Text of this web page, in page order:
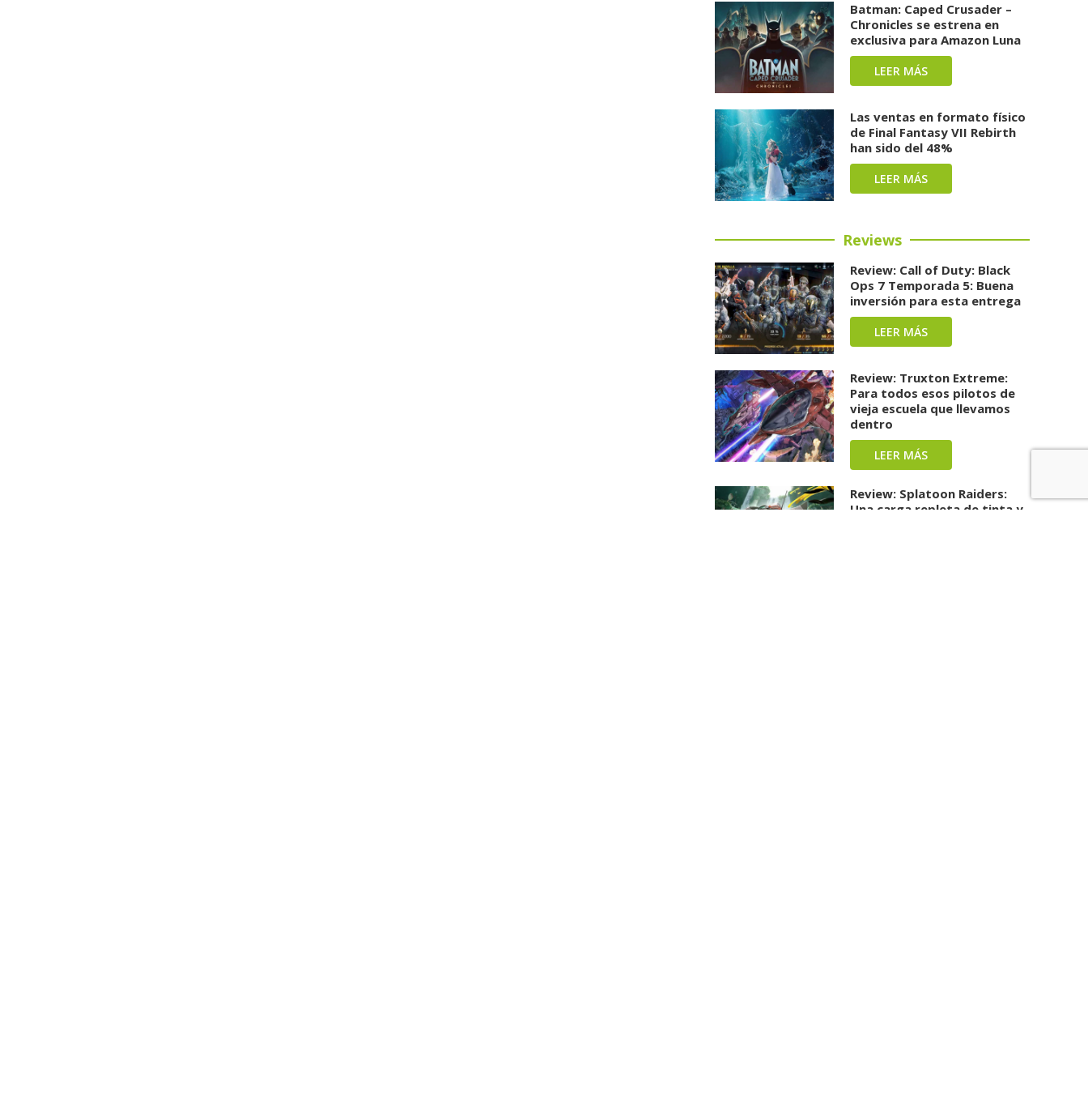
Batman: Caped Crusader –
Chronicles se estrena en
exclusiva para Amazon Luna
LEER MÁS
Las ventas en formato físico
de Final Fantasy VII Rebirth
han sido del 48%
LEER MÁS
Reviews
Review: Call of Duty: Black
Ops 7 Temporada 5: Buena
inversión para esta entrega
LEER MÁS
Review: Truxton Extreme:
Para todos esos pilotos de
vieja escuela que llevamos
dentro
LEER MÁS
Review: Splatoon Raiders:
Una carga repleta de tinta y